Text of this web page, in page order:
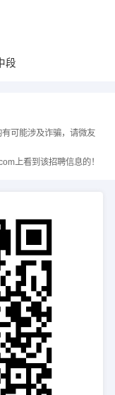
段
可能涉及诈骗，请微友
上看到该招聘信息的！